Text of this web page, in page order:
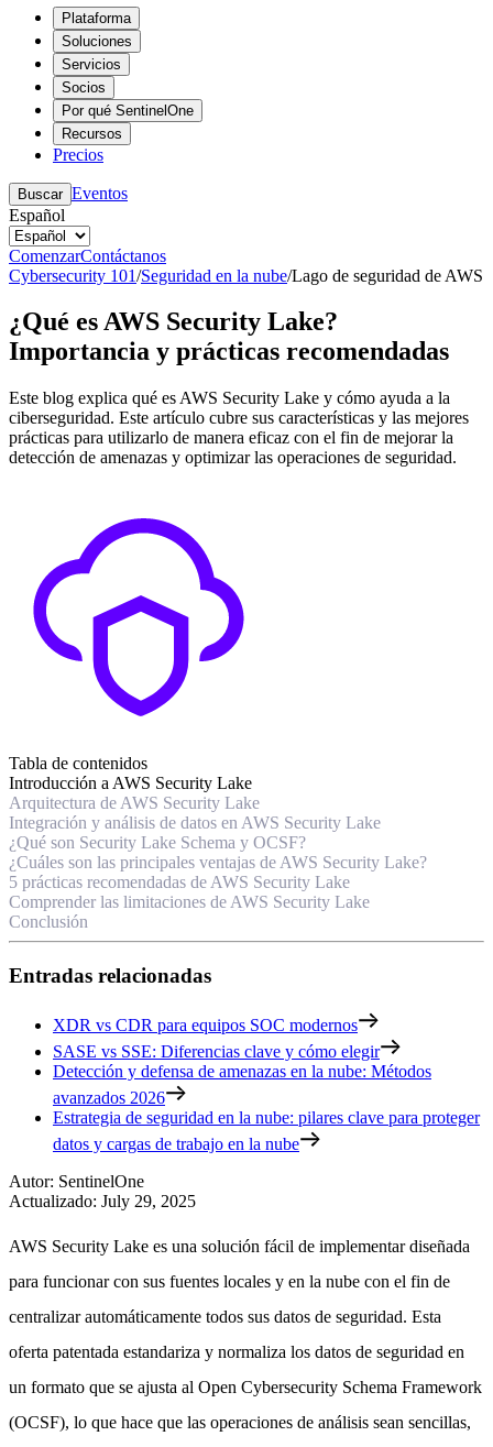
Plataforma
Soluciones
Servicios
Socios
Por qué SentinelOne
Recursos
Precios
Buscar Eventos
Español
ComenzarContáctanos
Cybersecurity 101/Seguridad en la nube/Lago de seguridad de AWS
¿Qué es AWS Security Lake?
Importancia y prácticas recomendadas
Este blog explica qué es AWS Security Lake y cómo ayuda a la
ciberseguridad. Este artículo cubre sus características y las mejores
prácticas para utilizarlo de manera eficaz con el fin de mejorar la
detección de amenazas y optimizar las operaciones de seguridad.
Tabla de contenidos
Introducción a AWS Security Lake
Arquitectura de AWS Security Lake
Integración y análisis de datos en AWS Security Lake
¿Qué son Security Lake Schema y OCSF?
¿Cuáles son las principales ventajas de AWS Security Lake?
5 prácticas recomendadas de AWS Security Lake
Comprender las limitaciones de AWS Security Lake
Conclusión
Entradas relacionadas
XDR vs CDR para equipos SOC modernos
SASE vs SSE: Diferencias clave y cómo elegir
Detección y defensa de amenazas en la nube: Métodos
avanzados 2026
Estrategia de seguridad en la nube: pilares clave para proteger
datos y cargas de trabajo en la nube
Autor: SentinelOne
Actualizado: July 29, 2025
AWS Security Lake es una solución fácil de implementar diseñada
para funcionar con sus fuentes locales y en la nube con el fin de
centralizar automáticamente todos sus datos de seguridad. Esta
oferta patentada estandariza y normaliza los datos de seguridad en
un formato que se ajusta al Open Cybersecurity Schema Framework
(OCSF), lo que hace que las operaciones de análisis sean sencillas,